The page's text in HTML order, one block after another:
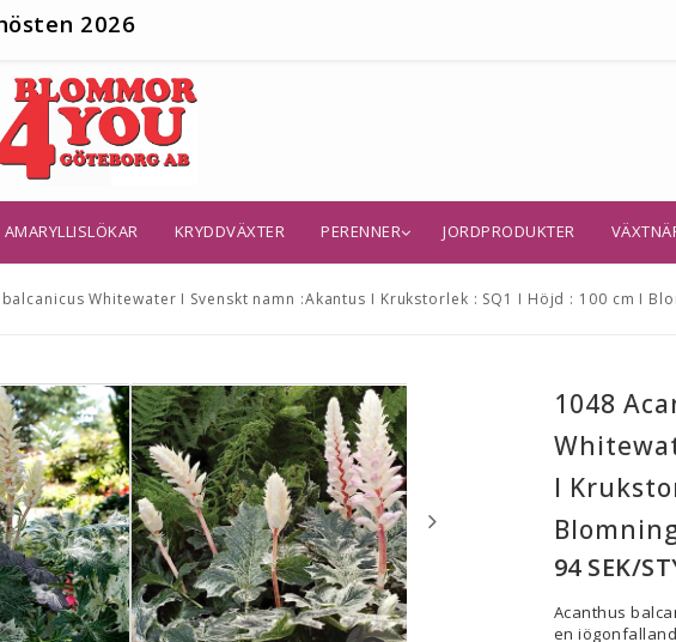
2026
AMARYLLISLÖKAR KRYDDVÄXTER PERENNER JORDPRODUKTER
Whitewater I Svenskt namn :Akantus I Krukstorlek : SQ1 I Höjd : 100 cm I
1048
I
94 SEK/
Acanthus
en